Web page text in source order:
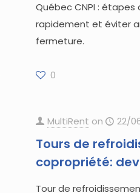
Québec CNPI : étapes
rapidement et éviter
fermeture.
0
MultiRent on 22/
Tours de
copropriété:
Tour de